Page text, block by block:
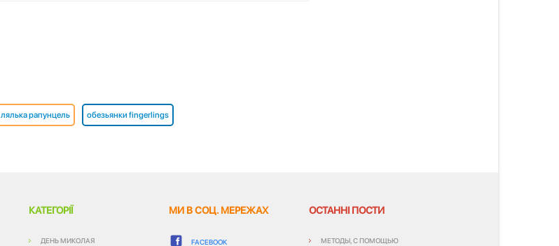
лялька рапунцель обезьянки fingerlings
КАТЕГОРІЇ
ДЕНЬ МИКОЛАЯ
МИ В СОЦ. МЕРЕЖАХ
FACEBOOK
ОСТАННІ ПОСТИ
МЕТОДЫ, С ПОМОЩЬЮ